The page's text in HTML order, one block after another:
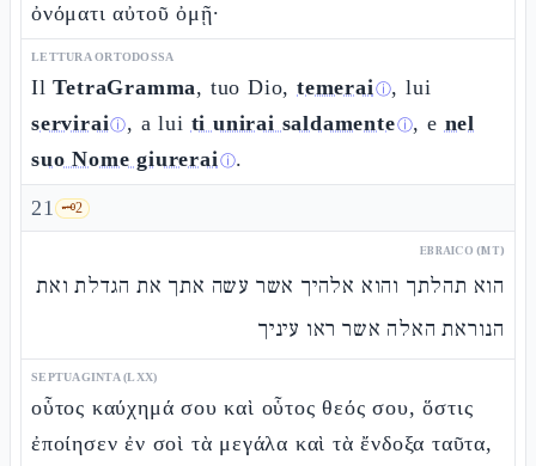
ὀνόματι αὐτοῦ ὀμῇ·
LETTURA ORTODOSSA
IlTetraGramma, tuo Dio,temeraiⓘ, lui
serviraiⓘ, a lui ti unirai saldamenteⓘ, e nel
suo Nome giureraiⓘ.
21 🗝️2
EBRAICO (MT)
הוא תהלתך והוא אלהיך אשר עשה אתך את הגדלת ואת
הנוראת האלה אשר ראו עיניך
SEPTUAGINTA (LXX)
οὗτος καύχημά σου καὶ οὗτος θεός σου, ὅστις
ἐποίησεν ἐν σοὶ τὰ μεγάλα καὶ τὰ ἔνδοξα ταῦτα,